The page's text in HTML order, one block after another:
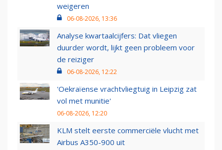
weigeren
06-08-2026, 13:36
Analyse kwartaalcijfers: Dat vliegen
duurder wordt, lijkt geen probleem voor
de reiziger
06-08-2026, 12:22
'Oekraïense vrachtvliegtuig in Leipzig zat
vol met munitie'
06-08-2026, 12:20
KLM stelt eerste commerciële vlucht met
Airbus A350-900 uit